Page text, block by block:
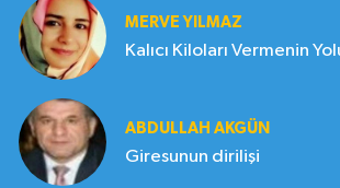
MERVE YILMAZ
Kalıcı Kiloları Vermenin
ABDULLAH AKGÜN
Giresunun dirilişi